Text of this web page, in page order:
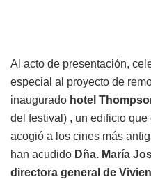
Al acto de presentación,
especial al proyecto de
inaugurado hotel
del festival) , un edificio
acogió a los cines más
han acudido Dña. María
directora general de